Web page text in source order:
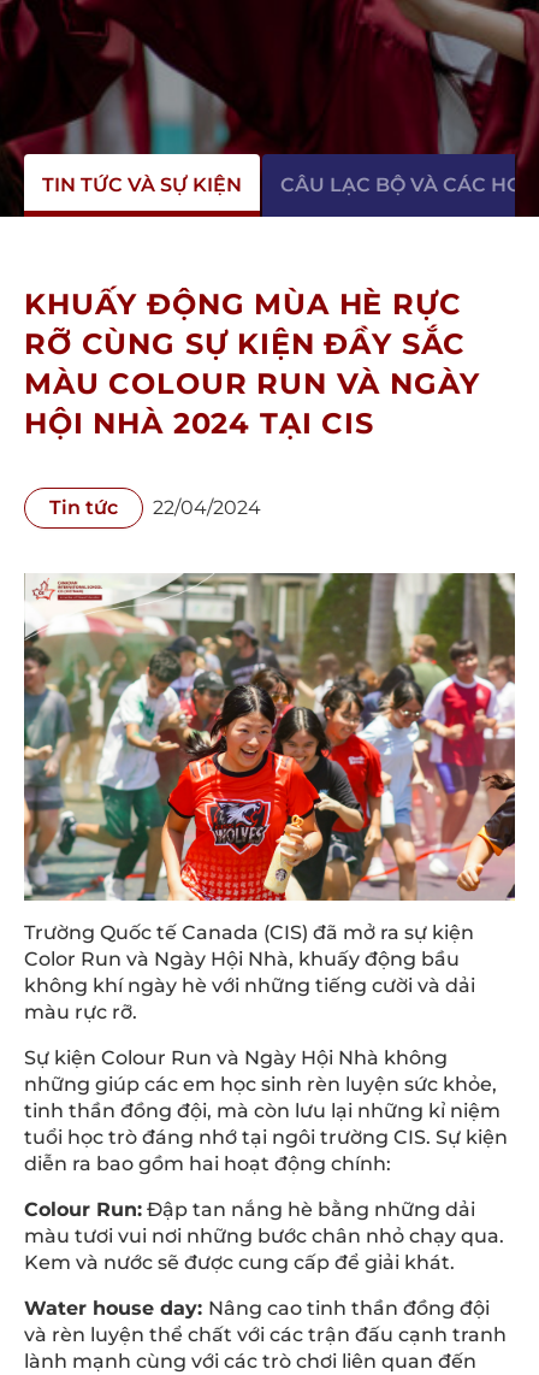
TIN TỨC VÀ SỰ KIỆN CÂU LẠC BỘ VÀ CÁC
KHUẤY ĐỘNG MÙA HÈ RỰC
RỠ CÙNG SỰ KIỆN ĐẦY SẮC
MÀU COLOUR RUN VÀ NGÀY
HỘI NHÀ 2024 TẠI CIS
Tin tức 22/04/2024
Trường Quốc tế Canada (CIS) đã mở ra sự kiện
Color Run và Ngày Hội Nhà, khuấy động bầu
không khí ngày hè với những tiếng cười và dải
màu rực rỡ.
Sự kiện Colour Run và Ngày Hội Nhà không
những giúp các em học sinh rèn luyện sức khỏe,
tinh thần đồng đội, mà còn lưu lại những kỉ niệm
tuổi học trò đáng nhớ tại ngôi trường CIS. Sự kiện
diễn ra bao gồm hai hoạt động chính:
Colour Run: Đập tan nắng hè bằng những dải
màu tươi vui nơi những bước chân nhỏ chạy qua.
Kem và nước sẽ được cung cấp để giải khát.
Water house day: Nâng cao tinh thần đồng đội
và rèn luyện thể chất với các trận đấu cạnh tranh
lành mạnh cùng với các trò chơi liên quan đến